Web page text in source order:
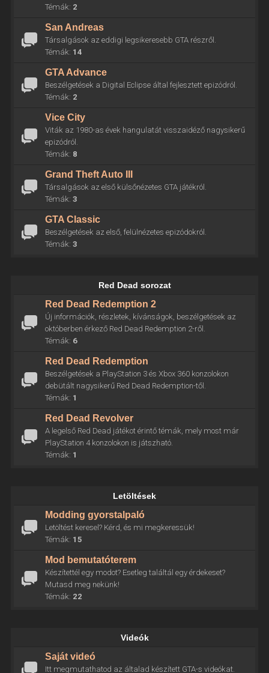
Témák: 2
San Andreas
Társalgások az eddigi legsikeresebb GTA részről.
Témák: 14
GTA Advance
Beszélgetések a Digital Eclipse által fejlesztett epizódról.
Témák: 2
Vice City
Viták az 1980-as évek hangulatát visszaidéző nagysikerű
epizódról.
Témák: 8
Grand Theft Auto III
Társalgások az első külsőnézetes GTA játékról.
Témák: 3
GTA Classic
Beszélgetések az első, felülnézetes epizódokról.
Témák: 3
Red Dead sorozat
Red Dead Redemption 2
Új információk, részletek, kívánságok, beszélgetések az
októberben érkező Red Dead Redemption 2-ről.
Témák: 6
Red Dead Redemption
Beszélgetések a PlayStation 3 és Xbox 360 konzolokon
debütált nagysikerű Red Dead Redemption-től.
Témák: 1
Red Dead Revolver
A legelső Red Dead játékot érintő témák, mely most már
PlayStation 4 konzolokon is játszható.
Témák: 1
Letöltések
Modding gyorstalpaló
Letöltést keresel? Kérd, és mi megkeressük!
Témák: 15
Mod bemutatóterem
Készítettél egy modot? Esetleg találtál egy érdekeset?
Mutasd meg nekünk!
Témák: 22
Videók
Saját videó
Itt megmutathatod az általad készített GTA-s videókat.